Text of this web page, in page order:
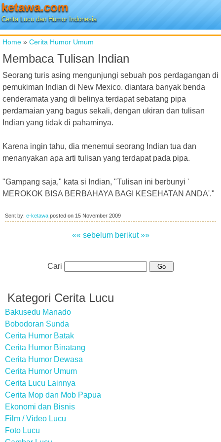
ketawa.com
Cerita Lucu dan Humor Indonesia
Home » Cerita Humor Umum
Membaca Tulisan Indian
Seorang turis asing mengunjungi sebuah pos perdagangan di
pemukiman Indian di New Mexico. diantara banyak benda
cenderamata yang di belinya terdapat sebatang pipa
perdamaian yang bagus sekali, dengan ukiran dan tulisan
Indian yang tidak di pahaminya.
Karena ingin tahu, dia menemui seorang Indian tua dan
menanyakan apa arti tulisan yang terdapat pada pipa.
"Gampang saja," kata si Indian, "Tulisan ini berbunyi '
MEROKOK BISA BERBAHAYA BAGI KESEHATAN ANDA'."
Sent by: e-ketawa posted on 15 November 2009
«« sebelum berikut »»
Cari
Kategori Cerita Lucu
Bakusedu Manado
Bobodoran Sunda
Cerita Humor Batak
Cerita Humor Binatang
Cerita Humor Dewasa
Cerita Humor Umum
Cerita Lucu Lainnya
Cerita Mop dan Mob Papua
Ekonomi dan Bisnis
Film / Video Lucu
Foto Lucu